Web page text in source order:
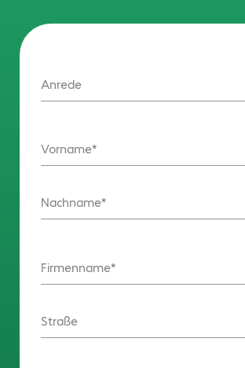
Anrede
Vorname
Nachname
Firmenname
Straße